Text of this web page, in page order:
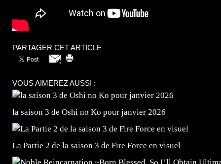
PARTAGER CET ARTICLE
VOUS AIMEREZ AUSSI :
la saison 3 de Oshi no Ko pour janvier 2026
La Partie 2 de la saison 3 de Fire Force en visuel